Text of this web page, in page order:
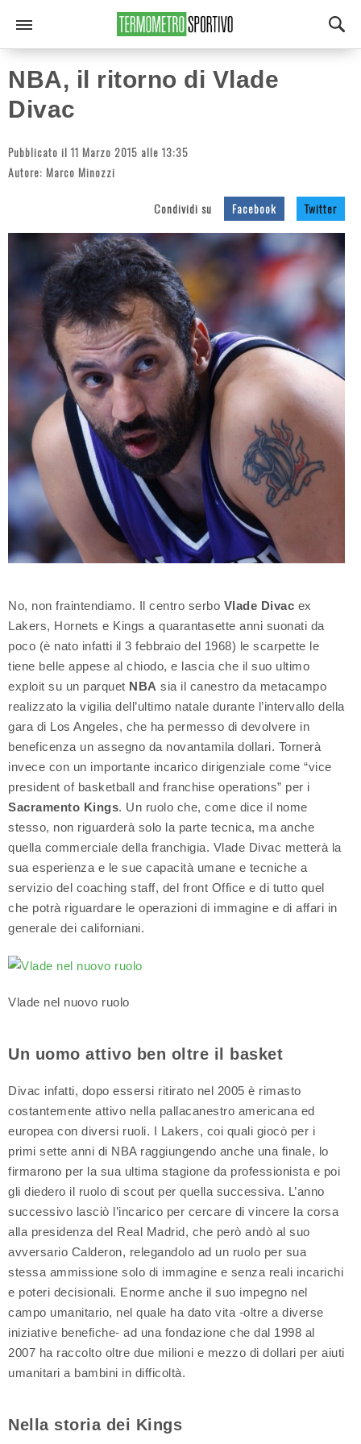
NBA, il ritorno di Vlade
Divac
Pubblicato il 11 Marzo 2015 alle 13:35
Autore: Marco Minozzi
Condividi su Facebook Twitter
No, non fraintendiamo. Il centro serbo Vlade Divac ex
Lakers, Hornets e Kings a quarantasette anni suonati da
poco (è nato infatti il 3 febbraio del 1968) le scarpette le
tiene belle appese al chiodo, e lascia che il suo ultimo
exploit su un parquet NBA sia il canestro da metacampo
realizzato la vigilia dell’ultimo natale durante l’intervallo della
gara di Los Angeles, che ha permesso di devolvere in
beneficenza un assegno da novantamila dollari. Tornerà
invece con un importante incarico dirigenziale come “vice
president of basketball and franchise operations” per i
Sacramento Kings. Un ruolo che, come dice il nome
stesso, non riguarderà solo la parte tecnica, ma anche
quella commerciale della franchigia. Vlade Divac metterà la
sua esperienza e le sue capacità umane e tecniche a
servizio del coaching staff, del front Office e di tutto quel
che potrà riguardare le operazioni di immagine e di affari in
generale dei californiani.
Vlade nel nuovo ruolo
Un uomo attivo ben oltre il basket
Divac infatti, dopo essersi ritirato nel 2005 è rimasto
costantemente attivo nella pallacanestro americana ed
europea con diversi ruoli. I Lakers, coi quali giocò per i
primi sette anni di NBA raggiungendo anche una finale, lo
firmarono per la sua ultima stagione da professionista e poi
gli diedero il ruolo di scout per quella successiva. L’anno
successivo lasciò l’incarico per cercare di vincere la corsa
alla presidenza del Real Madrid, che però andò al suo
avversario Calderon, relegandolo ad un ruolo per sua
stessa ammissione solo di immagine e senza reali incarichi
e poteri decisionali. Enorme anche il suo impegno nel
campo umanitario, nel quale ha dato vita -oltre a diverse
iniziative benefiche- ad una fondazione che dal 1998 al
2007 ha raccolto oltre due milioni e mezzo di dollari per aiuti
umanitari a bambini in difficoltà.
Nella storia dei Kings